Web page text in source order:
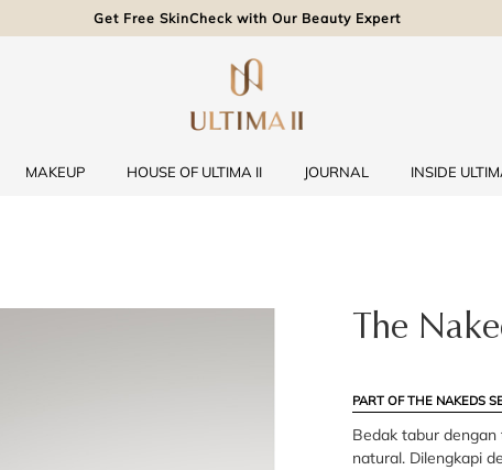
Get Free SkinCheck with Our Beauty Expert
MAKEUP HOUSE OF ULTIMA II JOURNAL INSIDE
The
PART OF THE NAKEDS
Bedak tabur
natural. Dilengkapi